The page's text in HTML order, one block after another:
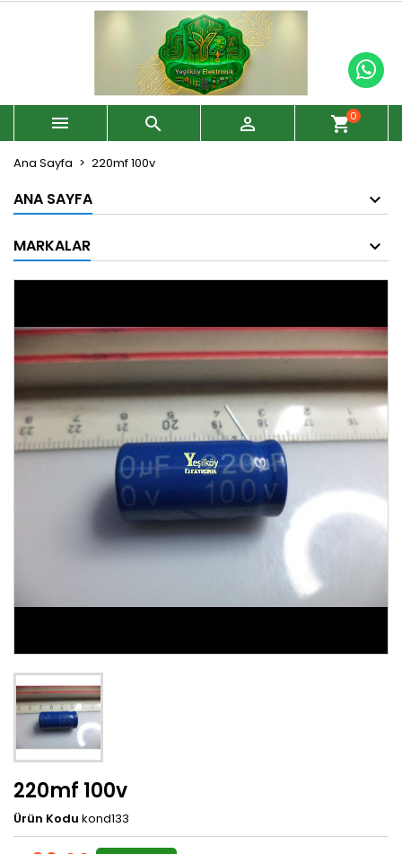
   shopping_cart0
Ana Sayfa 220mf 100v
ANA SAYFA
MARKALAR
220mf 100v
Ürün Kodu kond133